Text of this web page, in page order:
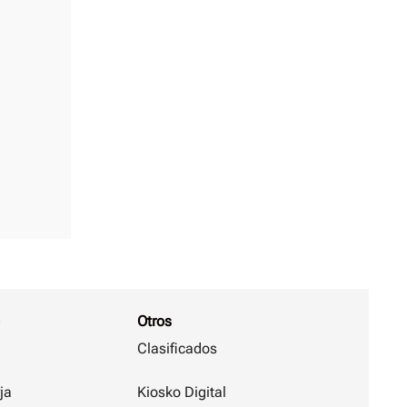
Otros
Clasificados
Kiosko Digital